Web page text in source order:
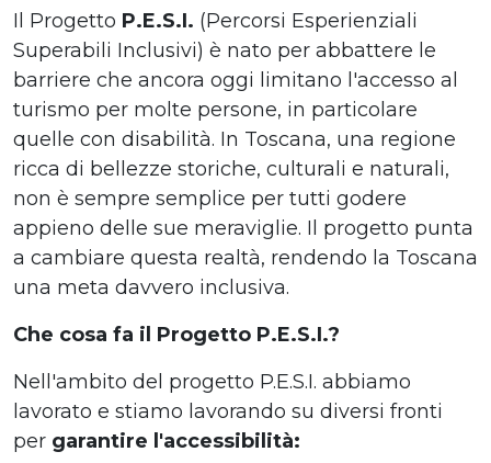
Il Progetto P.E.S.I. (Percorsi Esperienziali
Superabili Inclusivi) è nato per abbattere le
barriere che ancora oggi limitano l'accesso al
turismo per molte persone, in particolare
quelle con disabilità. In Toscana, una regione
ricca di bellezze storiche, culturali e naturali,
non è sempre semplice per tutti godere
appieno delle sue meraviglie. Il progetto punta
a cambiare questa realtà, rendendo la Toscana
una meta davvero inclusiva.
Che cosa fa il Progetto P.E.S.I.?
Nell'ambito del progetto P.E.S.I. abbiamo
lavorato e stiamo lavorando su diversi fronti
per garantire l'accessibilità: